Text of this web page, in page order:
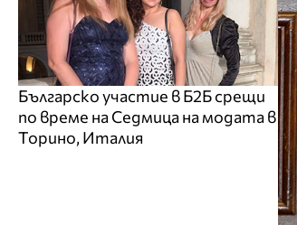
Българско участие в Б2Б срещи
по време на Седмица на модата в
Торино, Италия